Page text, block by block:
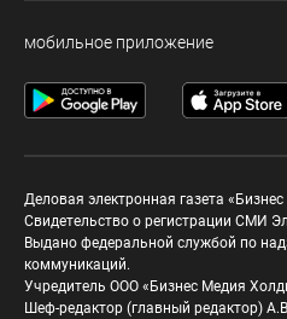
мобильное приложение
Деловая электронная газета «Бизнес
Свидетельство о регистрации СМИ
Выдано федеральной службой по
коммуникаций.
Учредитель ООО «Бизнес Медия
Шеф-редактор (главный редактор)